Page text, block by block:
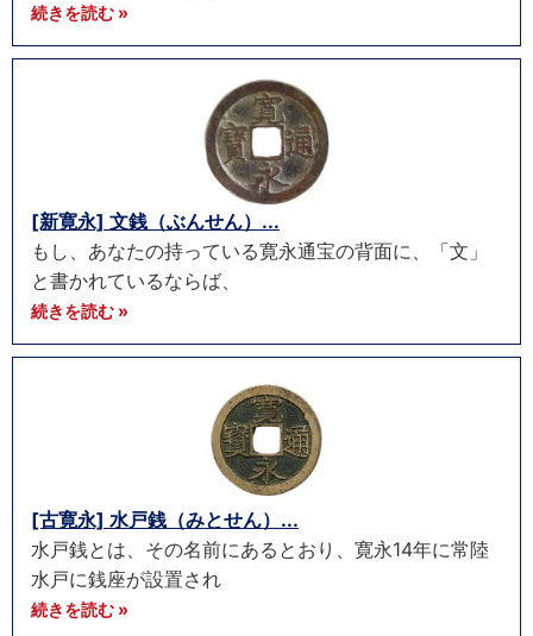
続きを読む »
[新寛永] 文銭（ぶんせん）...
もし、あなたの持っている寛永通宝の背面に、「文」
と書かれているならば、
続きを読む »
[古寛永] 水戸銭（みとせん）...
水戸銭とは、その名前にあるとおり、寛永14年に常陸
水戸に銭座が設置され
続きを読む »